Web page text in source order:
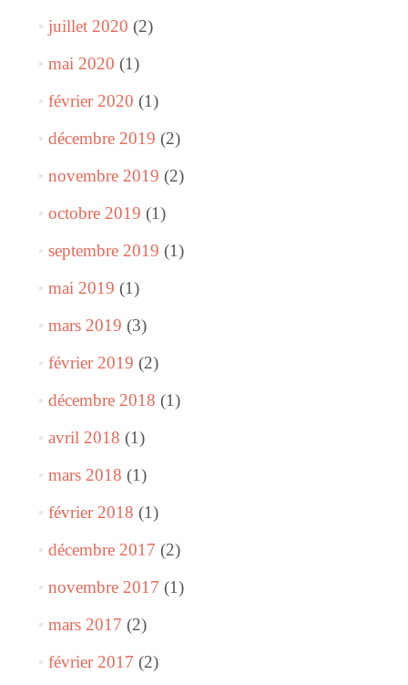
juillet 2020 (2)
mai 2020 (1)
février 2020 (1)
décembre 2019 (2)
novembre 2019 (2)
octobre 2019 (1)
septembre 2019 (1)
mai 2019 (1)
mars 2019 (3)
février 2019 (2)
décembre 2018 (1)
avril 2018 (1)
mars 2018 (1)
février 2018 (1)
décembre 2017 (2)
novembre 2017 (1)
mars 2017 (2)
février 2017 (2)